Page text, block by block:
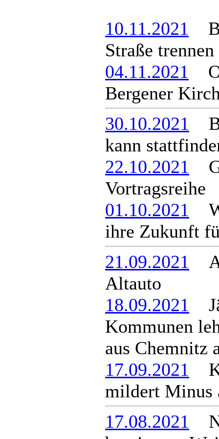
10.11.2021
Straße trennen
04.11.2021
Bergener
30.10.2021
kann
22.10.2021
Vortragsreihe
01.10.2021
ihre Zukunft
21.09.2021
Altauto
18.09.2021
Kommunen
aus Chemnitz
17.09.2021
mildert Minus
17.08.2021